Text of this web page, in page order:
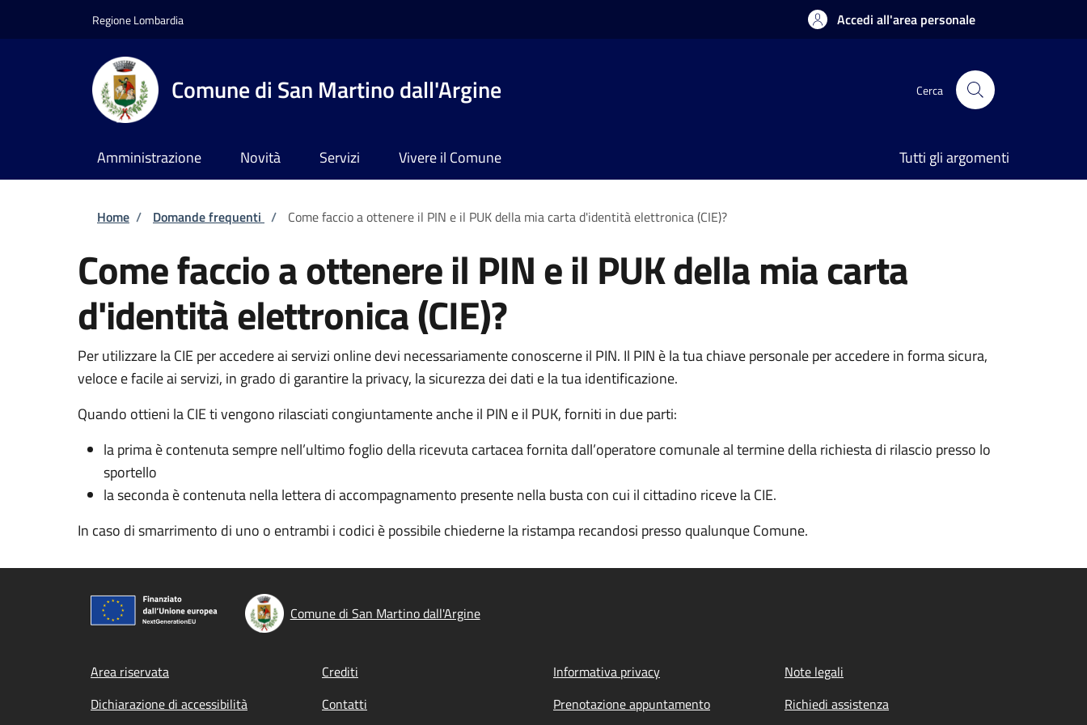
Regione Lombardia Accedi all'area personale
Comune di San Martino dall'Argine Cerca
Amministrazione Novità Servizi Vivere il Comune Tutti gli argomenti
Briciole di pane
Home / Domande frequenti / Come faccio a ottenere il PIN e il PUK della mia carta d'identità elettronica (CIE)?
Come faccio a ottenere il PIN e il PUK della mia carta
d'identità elettronica (CIE)?
Per utilizzare la CIE per accedere ai servizi online devi necessariamente conoscerne il PIN. Il PIN è la tua chiave personale per accedere in forma sicura,
veloce e facile ai servizi, in grado di garantire la privacy, la sicurezza dei dati e la tua identificazione.
Quando ottieni la CIE ti vengono rilasciati congiuntamente anche il PIN e il PUK, forniti in due parti:
la prima è contenuta sempre nell’ultimo foglio della ricevuta cartacea fornita dall’operatore comunale al termine della richiesta di rilascio presso lo
sportello
la seconda è contenuta nella lettera di accompagnamento presente nella busta con cui il cittadino riceve la CIE.
In caso di smarrimento di uno o entrambi i codici è possibile chiederne la ristampa recandosi presso qualunque Comune.
Comune di San Martino dall'Argine
Footer menu
Area riservata Crediti Informativa privacy
Note legali
Dichiarazione di accessibilità
Contatti Prenotazione appuntamento Richiedi assistenza